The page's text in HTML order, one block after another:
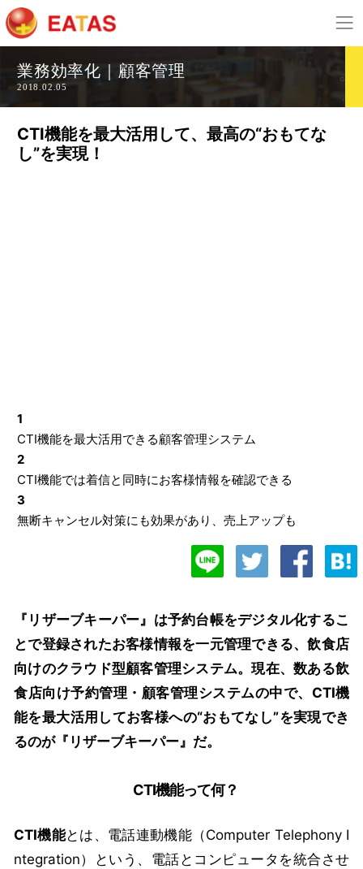
業務効率化｜顧客管理
2018.02.05
CTI機能を最大活用して、最高の“おもてな
し”を実現！
1
CTI機能を最大活用できる顧客管理システム
2
CTI機能では着信と同時にお客様情報を確認できる
3
無断キャンセル対策にも効果があり、売上アップも
『リザーブキーパー』は予約台帳をデジタル化するこ
とで登録されたお客様情報を一元管理できる、飲食店
向けのクラウド型顧客管理システム。現在、数ある飲
食店向け予約管理・顧客管理システムの中で、CTI機
能を最大活用してお客様への“おもてなし”を実現でき
るのが『リザーブキーパー』だ。
CTI機能って何？
CTI機能とは、電話連動機能（Computer Telephony I
ntegration）という、電話とコンピュータを統合させ